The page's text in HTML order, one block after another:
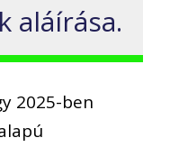
aláírása.
2025-ben